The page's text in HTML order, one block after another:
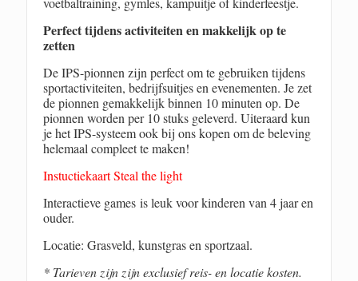
Perfect tijdens activiteiten en makkelijk op te
zetten
De IPS-pionnen zijn perfect om te gebruiken tijdens
sportactiviteiten, bedrijfsuitjes en evenementen. Je zet
de pionnen gemakkelijk binnen 10 minuten op. De
pionnen worden per 10 stuks geleverd. Uiteraard kun
je het IPS-systeem ook bij ons kopen om de beleving
helemaal compleet te maken!
Instuctiekaart Steal the light
Interactieve games is leuk voor kinderen van 4 jaar en
ouder.
Locatie: Grasveld, kunstgras en sportzaal.
* Tarieven zijn zijn exclusief reis- en locatie kosten.